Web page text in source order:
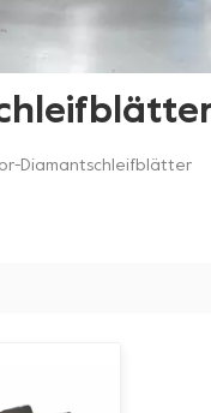
Diamantschleifblätter